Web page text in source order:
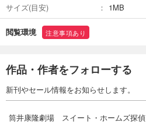
サイズ(目安)
1MB
閲覧環境 注意事項あり
作品・作者をフォローする
新刊やセール情報をお知らせします。
筒井康隆劇場 スイート・ホームズ探偵